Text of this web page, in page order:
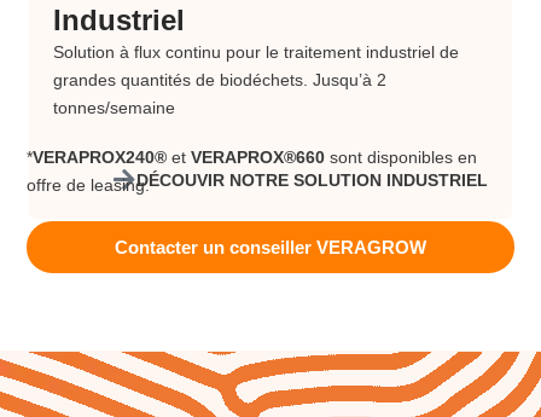
Industriel
Solution à flux continu pour le traitement industriel de
grandes quantités de biodéchets. Jusqu’à 2
tonnes/semaine
DÉCOUVIR NOTRE SOLUTION INDUSTRIEL
*VERAPROX240® etVERAPROX®660 sont disponibles en
offre de leasing.
Contacter un conseiller VERAGROW